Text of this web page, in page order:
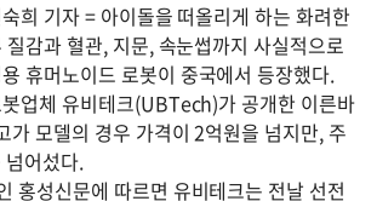
희 기자 = 아이돌을 떠올리게 하는 화려한
감과 혈관, 지문, 속눈썹까지 사실적으로
휴머노이드 로봇이 중국에서 등장했다.
업체 유비테크(UBTech)가 공개한 이른바
가 모델의 경우 가격이 2억원을 넘지만, 주
어섰다.
홍성신문에 따르면 유비테크는 전날 선전